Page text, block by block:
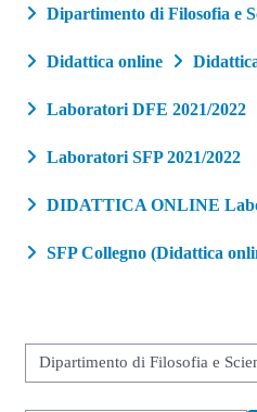
Dipartimento di Filosofia e
Didattica online
Laboratori DFE 2021/2022
Laboratori SFP 2021/2022
DIDATTICA ONLINE
SFP Collegno (Didattica
Categorie di corso